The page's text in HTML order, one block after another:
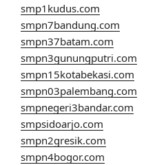
smp1kudus.com
smpn7bandung.com
smpn37batam.com
smpn3gunungputri.com
smpn15kotabekasi.com
smpn03palembang.com
smpnegeri3bandar.com
smpsidoarjo.com
smpn2gresik.com
smpn4bogor.com